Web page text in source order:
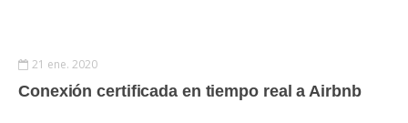
21 ene. 2020
Conexión certificada en tiempo real a Airbnb